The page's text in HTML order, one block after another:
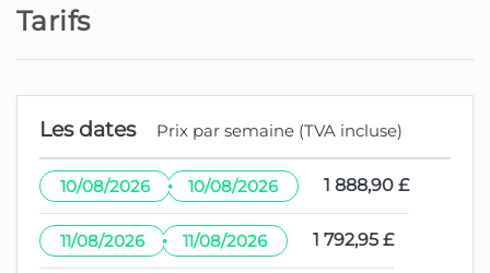
Tarifs
Les dates Prix par semaine (TVA incluse)
10/08/2026 · 10/08/2026 1 888,90 £
11/08/2026 · 11/08/2026 1 792,95 £